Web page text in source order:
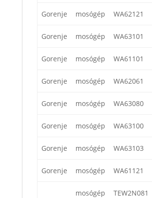
Gorenje mosógép WA62121
Gorenje mosógép WA63101
Gorenje mosógép WA61101
Gorenje mosógép WA62061
Gorenje mosógép WA63080
Gorenje mosógép WA63100
Gorenje mosógép WA63103
Gorenje mosógép WA61121
mosógép TEW2N081